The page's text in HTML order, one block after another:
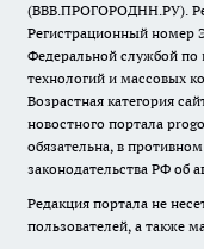
(ВВВ.ПРОГОРОДНН.РУ).
Регистрационный номер
Федеральной службой
технологий и массовых
Возрастная категория
новостного портала
обязательна, в
законодательства РФ об
Редакция портала не
пользователей, а также